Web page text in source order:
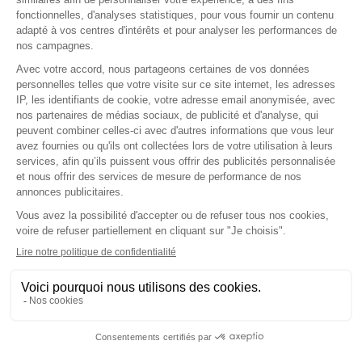
32 examens blancs corrigés
24séminaires de correction
Accès auxfascicules actualisés
3 ateliers de méthode (coaching,
méthodologie)
Suivi
personnalisé par un tuteur
Préparation aux oraux (septembre à novembre)
15hde cours en libertés fondamentales
2séances d'actualisation
2simulations au Grand Oral
ateliers de coaching (stress, simulations..)
Spéciale doublants